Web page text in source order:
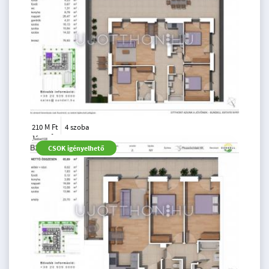
210 M Ft
107 m 2
4 szoba
emelet
CSOK igényelhető